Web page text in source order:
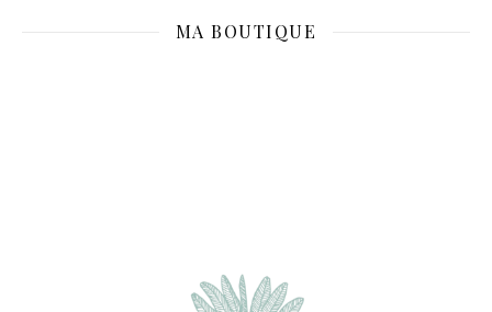
MA BOUTIQUE